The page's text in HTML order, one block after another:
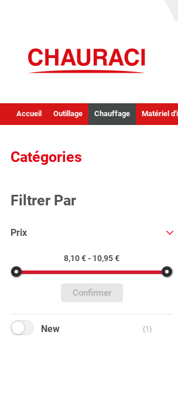
Accueil Outillage Chauffage Matériel
Catégories
Filtrer Par
Prix
8,10 € - 10,95 €
Confirmer
New (1)